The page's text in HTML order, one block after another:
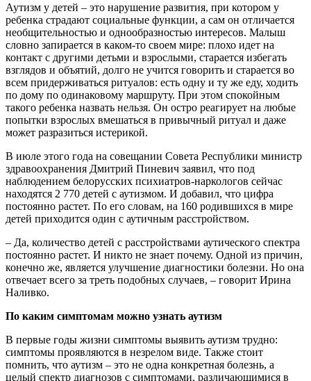
Аутизм у детей – это нарушение развития, при котором у
ребенка страдают социальные функции, а сам он отличается
необщительностью и однообразностью интересов. Малыш
словно запирается в каком-то своем мире: плохо идет на
контакт с другими детьми и взрослыми, старается избегать
взглядов и объятий, долго не учится говорить и старается во
всем придерживаться ритуалов: есть одну и ту же еду, ходить
по дому по одинаковому маршруту. При этом спокойным
такого ребенка назвать нельзя. Он остро реагирует на любые
попытки взрослых вмешаться в привычный ритуал и даже
может разразиться истерикой.
В июле этого года на совещании Совета Республики министр
здравоохранения Дмитрий Пиневич заявил, что под
наблюдением белорусских психиатров-наркологов сейчас
находятся 2 770 детей с аутизмом. И добавил, что цифра
постоянно растет. По его словам, на 160 родившихся в мире
детей приходится один с аутичным расстройством.
– Да, количество детей с расстройствами аутического спектра
постоянно растет. И никто не знает почему. Одной из причин,
конечно же, является улучшение диагностики болезни. Но она
отвечает всего за треть подобных случаев, – говорит Ирина
Наливко.
По каким симптомам можно узнать аутизм
В первые годы жизни симптомы выявить аутизм трудно:
симптомы проявляются в незрелом виде. Также стоит
помнить, что аутизм – это не одна конкретная болезнь, а
целый спектр диагнозов с симптомами, различающимися в